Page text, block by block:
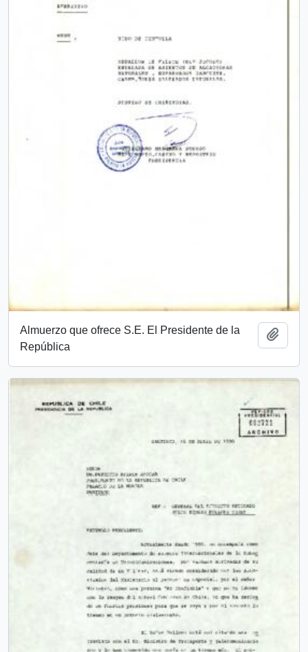
Almuerzo que ofrece S.E. El Presidente de la
República